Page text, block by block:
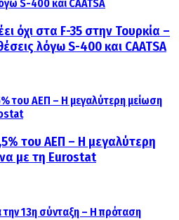
όχι στα F-35 στην Τουρκία –
λόγω S-400 και CAATSA
του ΑΕΠ – Η μεγαλύτερη
με τη Eurostat